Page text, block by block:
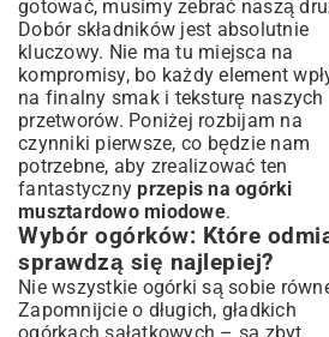
gotować, musimy zebrać naszą
Dobór składników jest absolutnie
kluczowy. Nie ma tu miejsca na
kompromisy, bo każdy element
na finalny smak i teksturę naszych
przetworów. Poniżej rozbijam na
czynniki pierwsze, co będzie nam
potrzebne, aby zrealizować ten
fantastycznyprzepis na ogórki
musztardowo miodowe.
Wybór ogórków: Które
sprawdzą się najlepiej?
Nie wszystkie ogórki są sobie
Zapomnijcie o długich, gładkich